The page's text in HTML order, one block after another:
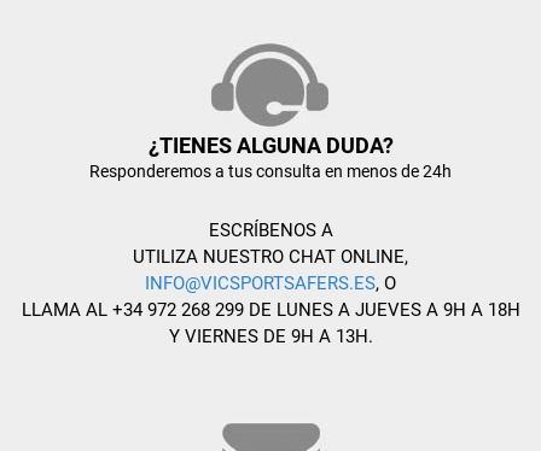
¿TIENES ALGUNA DUDA?
Responderemos a tus consulta en menos de 24h
ESCRÍBENOS A
UTILIZA NUESTRO CHAT ONLINE,
INFO@VICSPORTSAFERS.ES, O
LLAMA AL +34 972 268 299 DE LUNES A JUEVES A 9H A 18H
Y VIERNES DE 9H A 13H.